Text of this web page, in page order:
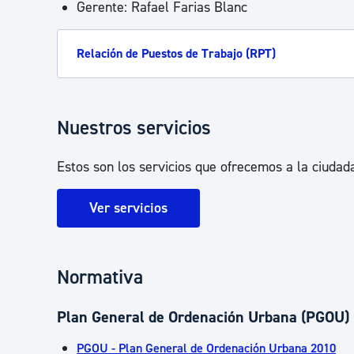
Gerente: Rafael Farias Blanc
Relación de Puestos de Trabajo (RPT)
Nuestros servicios
Estos son los servicios que ofrecemos a la
Ver servicios
Normativa
Plan General de Ordenación Urbana (PGOU)
PGOU - Plan General de Ordenación Urbana 2010